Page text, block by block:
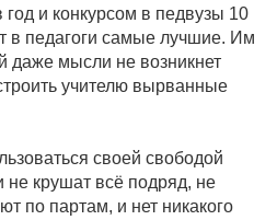
и конкурсом в педвузы 10
в педагоги самые лучшие. Им
даже мысли не возникнет
учителю вырванные
своей свободой
не крушат всё подряд, не
по партам, и нет никакого